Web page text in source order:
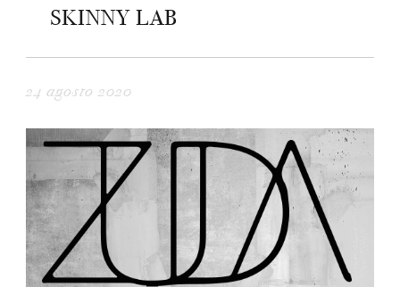
SKINNY LAB
24 agosto 2020